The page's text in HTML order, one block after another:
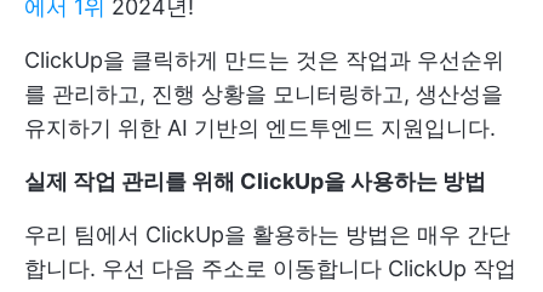
에서 1위 2024년!
ClickUp을 클릭하게 만드는 것은 작업과 우선순위
를 관리하고, 진행 상황을 모니터링하고, 생산성을
유지하기 위한 AI 기반의 엔드투엔드 지원입니다.
실제 작업 관리를 위해 ClickUp을 사용하는 방법
우리 팀에서 ClickUp을 활용하는 방법은 매우 간단
합니다. 우선 다음 주소로 이동합니다 ClickUp 작업